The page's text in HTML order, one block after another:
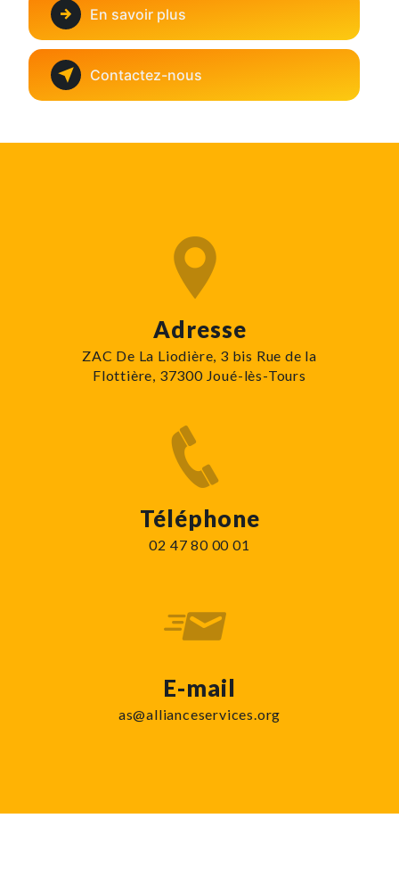
En savoir plus
Contactez-nous
Adresse
ZAC De La Liodière, 3 bis Rue de la
Flottière, 37300 Joué-lès-Tours
Téléphone
02 47 80 00 01
E-mail
as@allianceservices.org